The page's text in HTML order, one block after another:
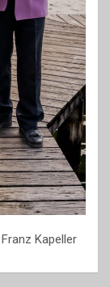
Kapeller